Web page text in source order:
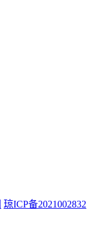
琼ICP备2021002832